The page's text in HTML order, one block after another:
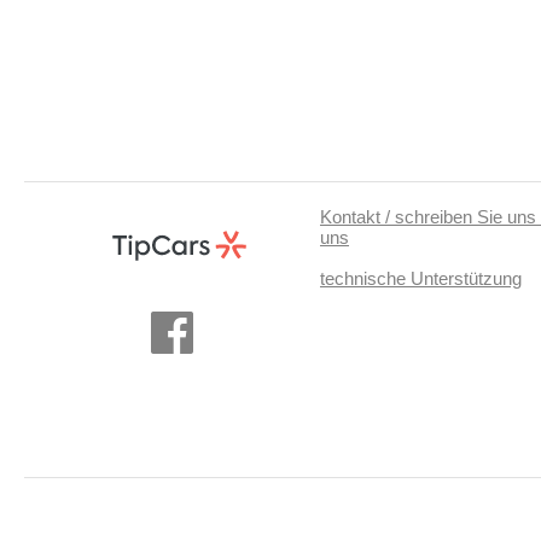
Kontakt / schreiben Sie uns
uns
technische Unterstützung